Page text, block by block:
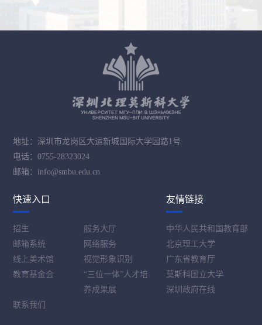
地址：深圳市龙岗区大运新城国际大学园路1号
电话：0755-28323024
邮箱：info@smbu.edu.cn
快速入口
招生
服务大厅
邮箱系统
网络服务
线上美术馆
视觉形象识别
教育基金会
“三位一体”人才培
养成果展
联系我们
友情链接
中华人民共和国教育部
北京理工大学
广东省教育厅
莫斯科国立大学
深圳政府在线